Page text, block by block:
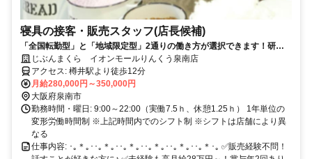
寝具の接客・販売スタッフ(店長候補)
「全国転勤型」と「地域限定型」2通りの働き方が選択できます！研修
が充実しているので未経験者も大歓迎◎
じぶんまくら イオンモールりんくう泉南店
アクセス: 樽井駅より徒歩12分
月給280,000円～350,000円
大阪府泉南市
勤務時間・曜日: 9:00～22:00（実働7.5ｈ、休憩1.25ｈ） 1年単位の
変形労働時間制 ※上記時間内でのシフト制 ※シフトは店舗により異
なる
仕事内容: ･｡＊｡･･｡＊｡･･｡＊｡･･｡＊｡･･｡＊｡･･｡＊･｡ ✅販売経験不問！